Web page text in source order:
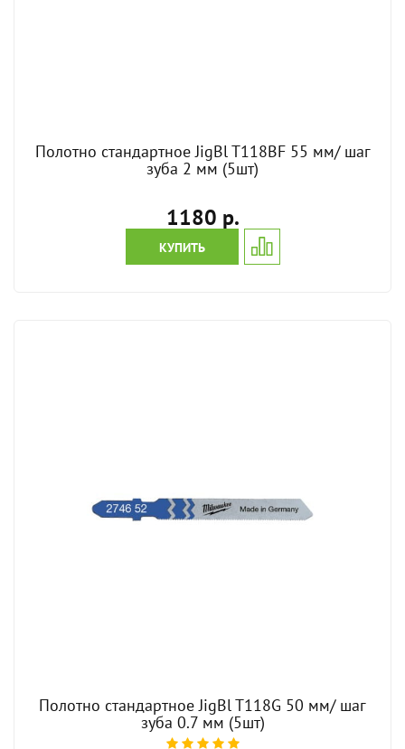
Полотно стандартное JigBl T118BF 55 мм/ шаг
зуба 2 мм (5шт)
1180 р.
КУПИТЬ
Полотно стандартное JigBl T118G 50 мм/ шаг
зуба 0.7 мм (5шт)